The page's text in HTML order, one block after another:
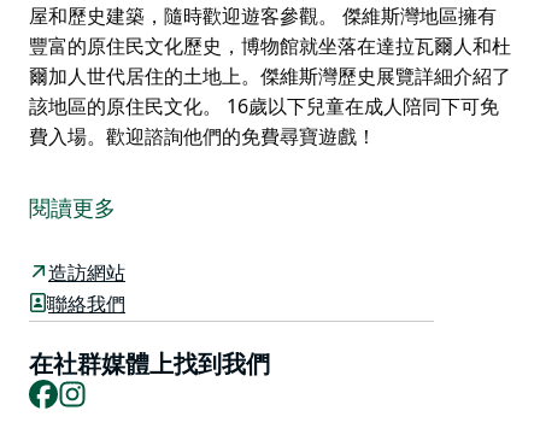
屋和歷史建築，隨時歡迎遊客參觀。 傑維斯灣地區擁有
豐富的原住民文化歷史，博物館就坐落在達拉瓦爾人和杜
爾加人世代居住的土地上。傑維斯灣歷史展覽詳細介紹了
該地區的原住民文化。 16歲以下兒童在成人陪同下可免
費入場。歡迎諮詢他們的免費尋寶遊戲！
可以探索當地歷史、了解形形色色的人物，聆聽引人入勝
的故事！博物館擁有世界聞名的海事文物、航海儀器和測
量儀器收藏，同時也展出各種航海設備、模型、照片、繪
畫、素描以及與傑維斯灣地區歷史和文化遺產相關的物
品。
博物館還設有多個展廳，定期舉辦藝術、工藝和文化遺產
主題的展覽。館內還收藏著歷史悠久的「丹曼夫人號」渡
閱讀更多
造訪網站
聯絡我們
在社群媒體上找到我們
Facebook